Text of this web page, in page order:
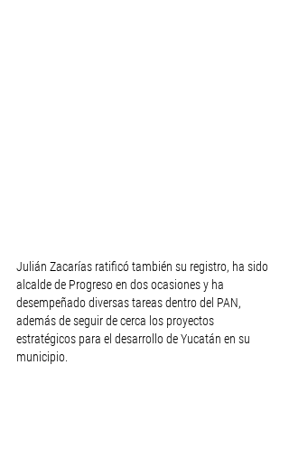
Julián Zacarías ratificó también su registro, ha sido
alcalde de Progreso en dos ocasiones y ha
desempeñado diversas tareas dentro del PAN,
además de seguir de cerca los proyectos
estratégicos para el desarrollo de Yucatán en su
municipio.